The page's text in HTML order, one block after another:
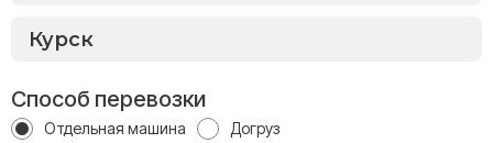
Способ перевозки
Отдельная машина Догруз